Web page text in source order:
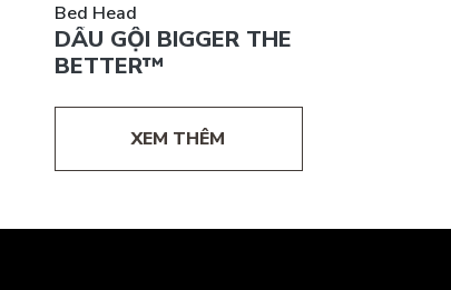
Bed Head
DẦU GỘI BIGGER THE
BETTER™
XEM THÊM